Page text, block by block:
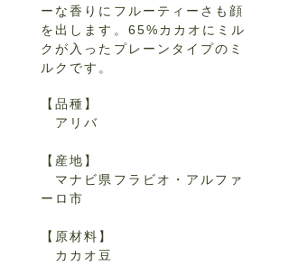
ーな香りにフルーティーさも顔
を出します。65%カカオにミル
クが入ったプレーンタイプのミ
ルクです。
【品種】
アリバ
【産地】
マナビ県フラビオ・アルファ
ーロ市
【原材料】
カカオ豆